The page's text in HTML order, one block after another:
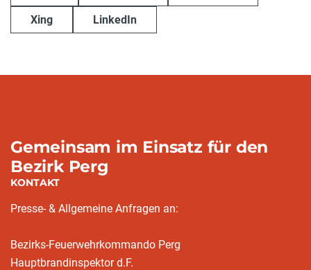
Xing LinkedIn
Gemeinsam im Einsatz für den
Bezirk Perg
KONTAKT
Presse- & Allgemeine Anfragen an:
Bezirks-Feuerwehrkommando Perg
Hauptbrandinspektor d.F.